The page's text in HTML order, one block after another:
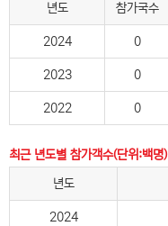
년도
참가국수
2024 0
2023 0
2022 0
최근 년도별 참가객수(단위:백명)
년도
2024